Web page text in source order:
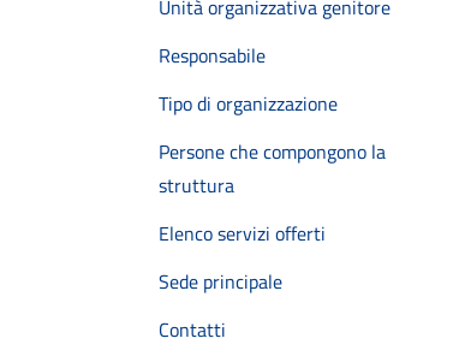
Unità organizzativa genitore
Responsabile
Tipo di organizzazione
Persone che compongono la
struttura
Elenco servizi offerti
Sede principale
Contatti